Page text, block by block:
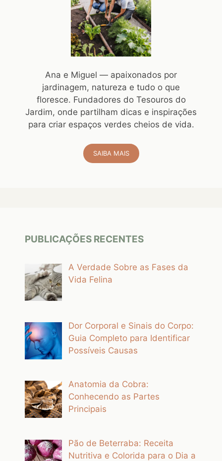
Ana e Miguel — apaixonados por
jardinagem, natureza e tudo o que
floresce. Fundadores do Tesouros do
Jardim, onde partilham dicas e inspirações
para criar espaços verdes cheios de vida.
SAIBA MAIS
PUBLICAÇÕES RECENTES
A Verdade Sobre as Fases da
Vida Felina
Dor Corporal e Sinais do Corpo:
Guia Completo para Identificar
Possíveis Causas
Anatomia da Cobra:
Conhecendo as Partes
Principais
Pão de Beterraba: Receita
Nutritiva e Colorida para o Dia a